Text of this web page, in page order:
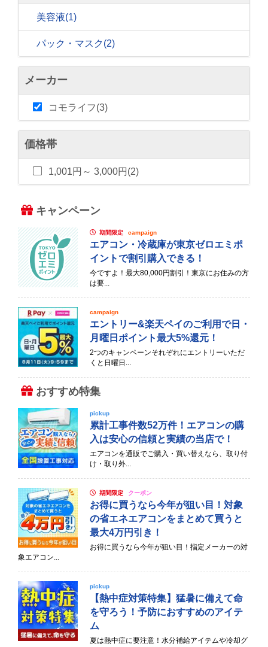
美容液(1)
パック・マスク(2)
メーカー
コモライフ(3)
価格帯
1,001円～ 3,000円(2)
キャンペーン
期間限定 campaign
エアコン・冷蔵庫が東京ゼロエミポ
イントで割引購入できる！
今ですよ！最大80,000円割引！東京にお住みの方
は要...
campaign
エントリー&楽天ペイのご利用で日・
月曜日ポイント最大5%還元！
2つのキャンペーンそれぞれにエントリーいただ
くと日曜日...
おすすめ特集
pickup
累計工事件数52万件！エアコンの購
入は安心の信頼と実績の当店で！
エアコンを通販でご購入・買い替えなら、取り付
け・取り外...
期間限定 クーポン
お得に買うなら今年が狙い目！対象
の省エネエアコンをまとめて買うと
最大4万円引き！
お得に買うなら今年が狙い目！指定メーカーの対
象エアコン...
pickup
【熱中症対策特集】猛暑に備えて命
を守ろう！予防におすすめのアイテ
ム
夏は熱中症に要注意！水分補給アイテムや冷却グ